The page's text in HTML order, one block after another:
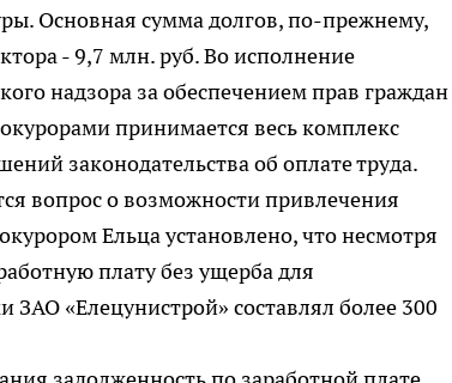
Основная сумма долгов, по-прежнему,
- 9,7 млн. руб. Во исполнение
надзора за обеспечением прав граждан
принимается весь комплекс
законодательства об оплате труда.
вопрос о возможности привлечения
Ельца установлено, что несмотря
плату без ущерба для
ЗАО «Елецунистрой» составлял более 300